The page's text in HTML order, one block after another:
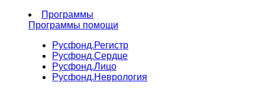
Программы
Программы помощи
Русфонд.Регистр
Русфонд.Сердце
Русфонд.Лицо
Русфонд.Неврология